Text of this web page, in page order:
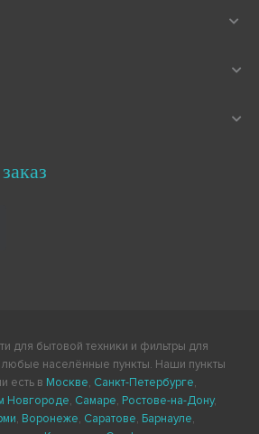
для бытовой техники и фильтры для
населённые пункты. Наши пункты
есть в Москве, Санкт-Петербурге,
Новгороде, Самаре, Ростове-на-Дону,
, Воронеже, Саратове, Барнауле,